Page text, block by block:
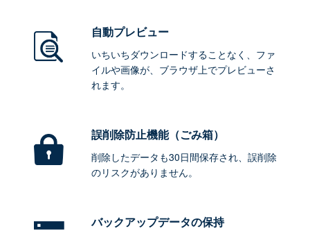
自動プレビュー
いちいちダウンロードすることなく、ファ
イルや画像が、ブラウザ上でプレビューさ
れます。
誤削除防止機能（ごみ箱）
削除したデータも30日間保存され、誤削除
のリスクがありません。
バックアップデータの保持